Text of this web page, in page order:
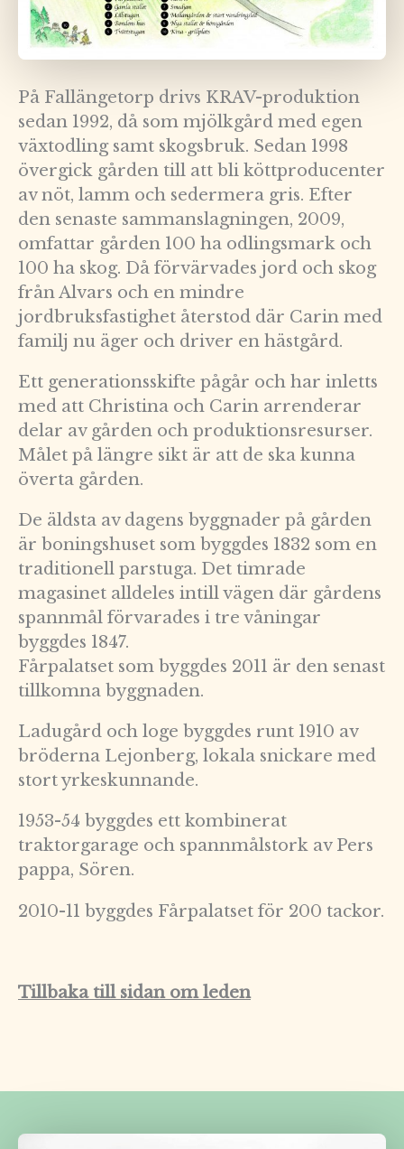
På Fallängetorp drivs KRAV-produktion
sedan 1992, då som mjölkgård med egen
växtodling samt skogsbruk. Sedan 1998
övergick gården till att bli köttproducenter
av nöt, lamm och sedermera gris. Efter
den senaste sammanslagningen, 2009,
omfattar gården 100 ha odlingsmark och
100 ha skog. Då förvärvades jord och skog
från Alvars och en mindre
jordbruksfastighet återstod där Carin med
familj nu äger och driver en hästgård.
Ett generationsskifte pågår och har inletts
med att Christina och Carin arrenderar
delar av gården och produktionsresurser.
Målet på längre sikt är att de ska kunna
överta gården.
De äldsta av dagens byggnader på gården
är boningshuset som byggdes 1832 som en
traditionell parstuga. Det timrade
magasinet alldeles intill vägen där gårdens
spannmål förvarades i tre våningar
byggdes 1847.
Fårpalatset som byggdes 2011 är den senast
tillkomna byggnaden.
Ladugård och loge byggdes runt 1910 av
bröderna Lejonberg, lokala snickare med
stort yrkeskunnande.
1953-54 byggdes ett kombinerat
traktorgarage och spannmålstork av Pers
pappa, Sören.
2010-11 byggdes Fårpalatset för 200 tackor.
Tillbaka till sidan om leden